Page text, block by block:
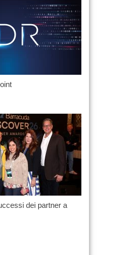
dei partner a